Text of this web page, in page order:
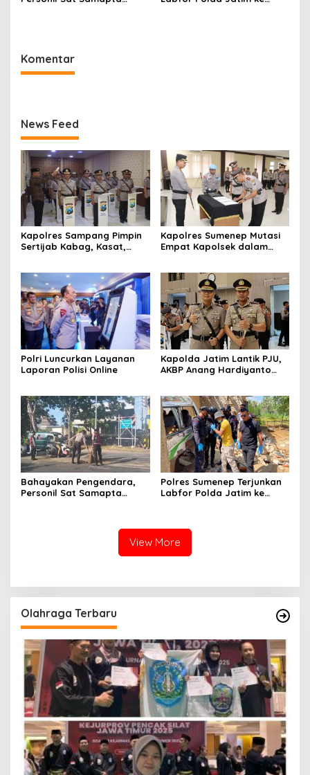
Komentar
News Feed
Kapolres Sampang Pimpin
Sertijab Kabag, Kasat,
Kapolres Sumenep Mutasi
Empat Kapolsek dalam
Polri Luncurkan Layanan
Laporan Polisi Online
Kapolda Jatim Lantik PJU,
AKBP Anang Hardiyanto
Bahayakan Pengendara,
Personil Sat Samapta
Polres Sumenep Terjunkan
Labfor Polda Jatim ke
View More
Olahraga Terbaru